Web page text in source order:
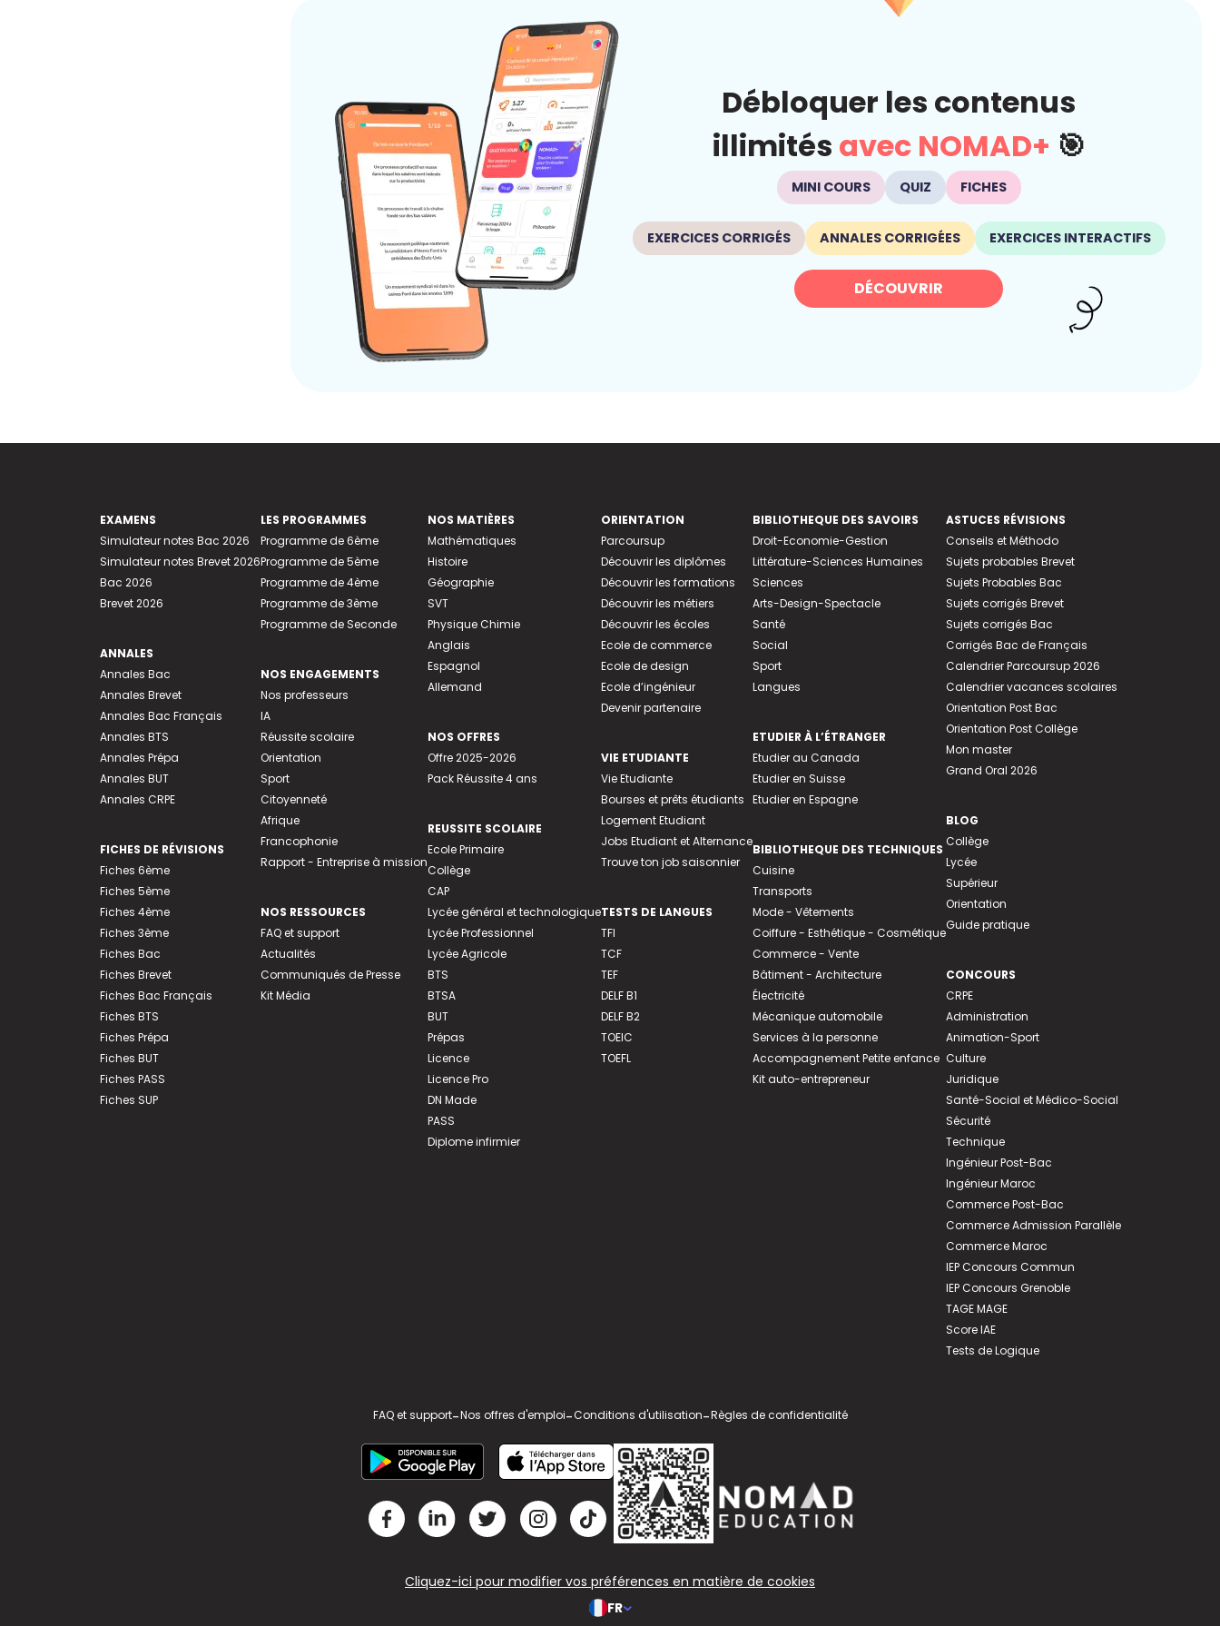
Débloquer les contenus
illimités avec NOMAD+ 🎯
MINI COURS QUIZ FICHES
EXERCICES CORRIGÉS ANNALES CORRIGÉES EXERCICES INTERACTIFS
DÉCOUVRIR
EXAMENS
Simulateur notes Bac 2026
Simulateur notes Brevet 2026
Bac 2026
Brevet 2026
ANNALES
Annales Bac
Annales Brevet
Annales Bac Français
Annales BTS
Annales Prépa
Annales BUT
Annales CRPE
FICHES DE RÉVISIONS
Fiches 6ème
Fiches 5ème
Fiches 4ème
Fiches 3ème
Fiches Bac
Fiches Brevet
Fiches Bac Français
Fiches BTS
Fiches Prépa
Fiches BUT
Fiches PASS
Fiches SUP
LES PROGRAMMES
Programme de 6ème
Programme de 5ème
Programme de 4ème
Programme de 3ème
Programme de Seconde
NOS ENGAGEMENTS
Nos professeurs
IA
Réussite scolaire
Orientation
Sport
Citoyenneté
Afrique
Francophonie
Rapport - Entreprise à mission
NOS RESSOURCES
FAQ et support
Actualités
Communiqués de Presse
Kit Média
NOS MATIÈRES
Mathématiques
Histoire
Géographie
SVT
Physique Chimie
Anglais
Espagnol
Allemand
NOS OFFRES
Offre 2025-2026
Pack Réussite 4 ans
REUSSITE SCOLAIRE
Ecole Primaire
Collège
CAP
Lycée général et technologique
Lycée Professionnel
Lycée Agricole
BTS
BTSA
BUT
Prépas
Licence
Licence Pro
DN Made
PASS
Diplome infirmier
ORIENTATION
Parcoursup
Découvrir les diplômes
Découvrir les formations
Découvrir les métiers
Découvrir les écoles
Ecole de commerce
Ecole de design
Ecole d’ingénieur
Devenir partenaire
VIE ETUDIANTE
Vie Etudiante
Bourses et prêts étudiants
Logement Etudiant
Jobs Etudiant et Alternance
Trouve ton job saisonnier
TESTS DE LANGUES
TFI
TCF
TEF
DELF B1
DELF B2
TOEIC
TOEFL
BIBLIOTHEQUE DES SAVOIRS
Droit-Economie-Gestion
Littérature-Sciences Humaines
Sciences
Arts-Design-Spectacle
Santé
Social
Sport
Langues
ETUDIER À L’ÉTRANGER
Etudier au Canada
Etudier en Suisse
Etudier en Espagne
BIBLIOTHEQUE DES TECHNIQUES
Cuisine
Transports
Mode - Vêtements
Coiffure - Esthétique - Cosmétique
Commerce - Vente
Bâtiment - Architecture
Électricité
Mécanique automobile
Services à la personne
Accompagnement Petite enfance
Kit auto-entrepreneur
ASTUCES RÉVISIONS
Conseils et Méthodo
Sujets probables Brevet
Sujets Probables Bac
Sujets corrigés Brevet
Sujets corrigés Bac
Corrigés Bac de Français
Calendrier Parcoursup 2026
Calendrier vacances scolaires
Orientation Post Bac
Orientation Post Collège
Mon master
Grand Oral 2026
BLOG
Collège
Lycée
Supérieur
Orientation
Guide pratique
CONCOURS
CRPE
Administration
Animation-Sport
Culture
Juridique
Santé-Social et Médico-Social
Sécurité
Technique
Ingénieur Post-Bac
Ingénieur Maroc
Commerce Post-Bac
Commerce Admission Parallèle
Commerce Maroc
IEP Concours Commun
IEP Concours Grenoble
TAGE MAGE
Score IAE
Tests de Logique
FAQ et support-Nos offres d'emploi-Conditions d'utilisation-Règles de confidentialité
Cliquez-ici pour modifier vos préférences en matière de cookies
FR